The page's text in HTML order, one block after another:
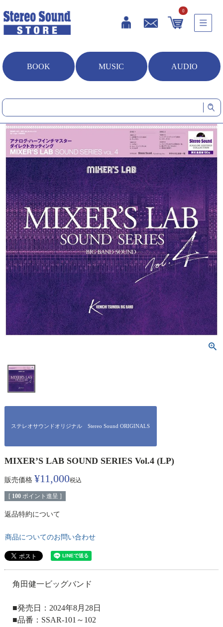
0
BOOK MUSIC AUDIO
ステレオサウンドオリジナル Stereo Sound ORIGINALS
MIXER’S LAB SOUND SERIES Vol.4 (LP)
販売価格 ¥11,000税込
[ 100 ポイント進呈 ]
返品特約について
商品についてのお問い合わせ
角田健一ビッグバンド
■発売日：2024年8月28日
■品番：SSAR-101～102